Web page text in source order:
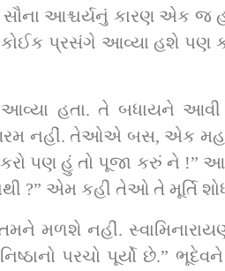
સૌના આશ્ચર્યનું કારણ એક
હતા. તે બધાયને આવી
નહીં. તેઓએ બસ, એક
પણ હું તો પૂજા કરું ને !”
?” એમ કહી તેઓ તે મૂર્તિ
મળશે નહીં.
પરચો પૂર્યો છે.”